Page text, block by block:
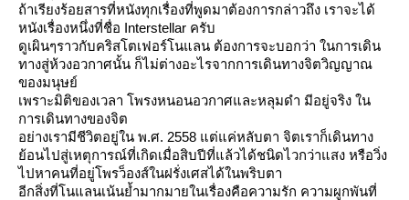
ถ้าเรียงร้อยสารที่หนังทุกเรื่องที่พูดมาต้องการกล่าวถึง เราจะได้
หนังเรื่องหนึ่งที่ชื่อ Interstellar ครับ
ดูเผินๆราวกับคริสโตเฟอร์โนแลน ต้องการจะบอกว่า ในการเดิน
ทางสู่ห้วงอวกาศนั้น ก็ไม่ต่างอะไรจากการเดินทางจิตวิญญาณ
ของมนุษย์
เพราะมิติของเวลา โพรงหนอนอวกาศและหลุมดำ มีอยู่จริง ใน
การเดินทางของจิต
อย่างเรามีชีวิตอยู่ใน พ.ศ. 2558 ต่แค่หลับตา จิตเราก็เดินทาง
้อนไปสู่เหตุการณ์ที่เกิดเมื่อสิบปีที่แล้วได้ชนิดไวกว่าแสง หรือวิ่ง
ไปหาคนที่อยู่โพรว็องส์ในฝรั่งเศสได้ในพริบตา
อีกสิ่งที่โนแลนเน้นย้ำมากมายในเรื่องคือความรัก ความผูกพันที่